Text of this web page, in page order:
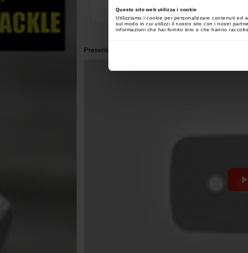
Questo sito web utilizza i cookie
Utilizziamo i cookie per personalizzare contenuti ed
sul modo in cui utilizzi il nostro sito con i nostri
informazioni che hai fornito loro o che hanno
Presentazione del prodotto